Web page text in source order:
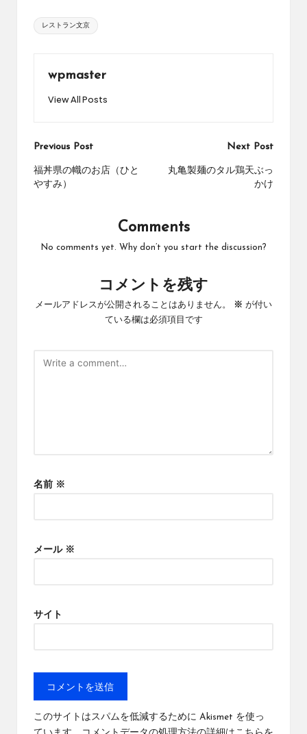
Tags:
レストラン文京
wpmaster
View All Posts
Post
navigation
Previous Post
福丼県の幟のお店（ひと
やすみ）
Next Post
丸亀製麺のタル鶏天ぶっ
かけ
Comments
No comments yet. Why don’t you start the discussion?
コメントを残す
メールアドレスが公開されることはありません。 ※ が付い
ている欄は必須項目です
名前 ※
メール ※
サイト
このサイトはスパムを低減するために Akismet を使っ